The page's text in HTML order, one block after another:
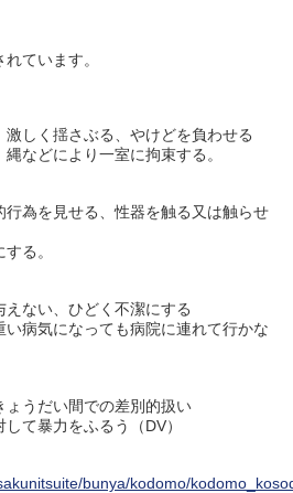
ています。
しく揺さぶる、やけどを負わせる
などにより一室に拘束する。
為を見せる、性器を触る又は触らせ
る。
ない、ひどく不潔にする
い病気になっても病院に連れて行かな
うだい間での差別的扱い
て暴力をふるう（DV）
bunya/kodomo/